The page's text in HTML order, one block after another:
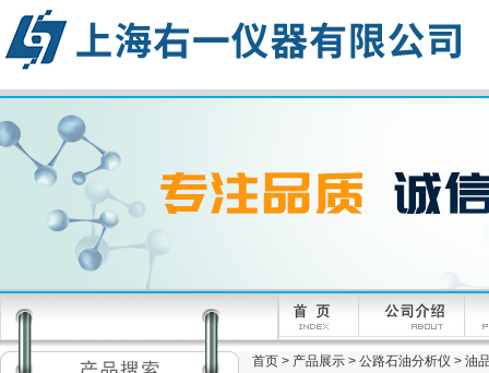
首页 > 产品展示 > 公路石油分析仪 > 油